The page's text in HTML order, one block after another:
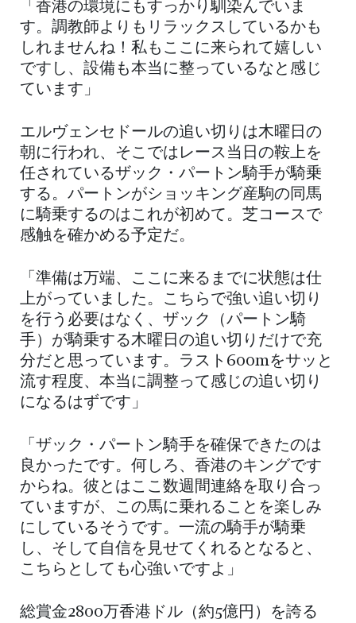
「香港の環境にもすっかり馴染んでいま
す。調教師よりもリラックスしているかも
しれませんね！私もここに来られて嬉しい
ですし、設備も本当に整っているなと感じ
ています」
エルヴェンセドールの追い切りは木曜日の
朝に行われ、そこではレース当日の鞍上を
任されているザック・パートン騎手が騎乗
する。パートンがショッキング産駒の同馬
に騎乗するのはこれが初めて。芝コースで
感触を確かめる予定だ。
「準備は万端、ここに来るまでに状態は仕
上がっていました。こちらで強い追い切り
を行う必要はなく、ザック（パートン騎
手）が騎乗する木曜日の追い切りだけで充
分だと思っています。ラスト600mをサッと
流す程度、本当に調整って感じの追い切り
になるはずです」
「ザック・パートン騎手を確保できたのは
良かったです。何しろ、香港のキングです
からね。彼とはここ数週間連絡を取り合っ
ていますが、この馬に乗れることを楽しみ
にしているそうです。一流の騎手が騎乗
し、そして自信を見せてくれるとなると、
こちらとしても心強いですよ」
総賞金2800万香港ドル（約5億円）を誇る